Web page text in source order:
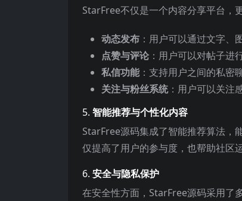
StarFree不仅是一个内容分享平台，
动态发布 ：用户可以通过文字、
点赞与评论 ：用户可以对帖子进
私信功能：支持用户之间的私密
关注与粉丝系统：用户可以关注
5. 智能推荐与个性化内容
StarFree源码集成了智能推荐算法，
仅提高了用户的参与度，也帮助社区
6. 安全与隐私保护
在安全性方面，StarFree源码采用了